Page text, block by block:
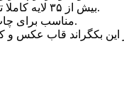
تعداد لایه های بکگراند قاب عکس و کارت پستال فانتزی با فرمت psd بیش از ۳۵ لایه کاملا تفکیک شده و قابل ویرایش می باشد.
این طرح لایه باز بکگراند قاب عکس و کارت پستال فانتزی با فرمت psd و با رزولیشن ۳۰۰dpi مناسب برای چاپ می باشد.